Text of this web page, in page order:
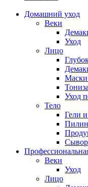
Домашний уход
Веки
Уход
Лицо
Маски
Уход
Тело
Гели
Веки
Уход
Лицо